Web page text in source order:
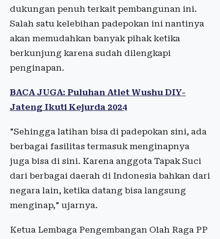
dukungan penuh terkait pembangunan ini.
Salah satu kelebihan padepokan ini nantinya
akan memudahkan banyak pihak ketika
berkunjung karena sudah dilengkapi
penginapan.
BACA JUGA: Puluhan Atlet Wushu DIY-
Jateng Ikuti Kejurda 2024
"Sehingga latihan bisa di padepokan sini, ada
berbagai fasilitas termasuk menginapnya
juga bisa di sini. Karena anggota Tapak Suci
dari berbagai daerah di Indonesia bahkan dari
negara lain, ketika datang bisa langsung
menginap," ujarnya.
Ketua Lembaga Pengembangan Olah Raga PP